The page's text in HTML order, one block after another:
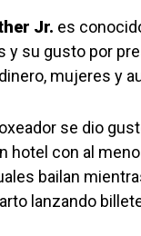
Jr. es
y su gusto por
mujeres y
se dio
hotel con al
bailan
lanzando